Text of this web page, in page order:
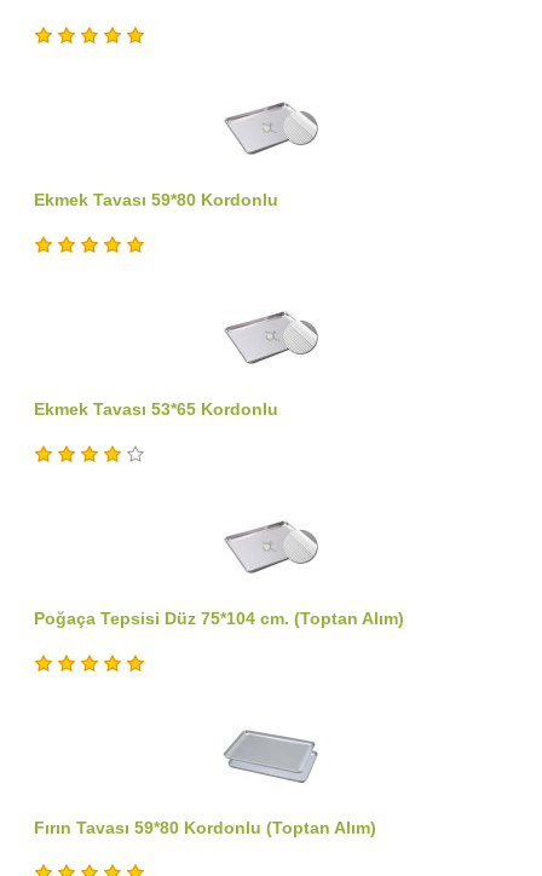
Ekmek Tavası 59*80 Kordonlu
Ekmek Tavası 53*65 Kordonlu
Poğaça Tepsisi Düz 75*104 cm. (Toptan Alım)
Fırın Tavası 59*80 Kordonlu (Toptan Alım)